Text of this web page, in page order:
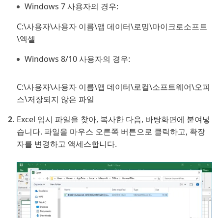
Windows 7 사용자의 경우:
C:\사용자\사용자 이름\앱 데이터\로밍\마이크로소프트
\엑셀
Windows 8/10 사용자의 경우:
C:\사용자\사용자 이름\앱 데이터\로컬\소프트웨어\오피
스\저장되지 않은 파일
Excel 임시 파일을 찾아, 복사한 다음, 바탕화면에 붙여넣
습니다. 파일을 마우스 오른쪽 버튼으로 클릭하고, 확장
자를 변경하고 액세스합니다.